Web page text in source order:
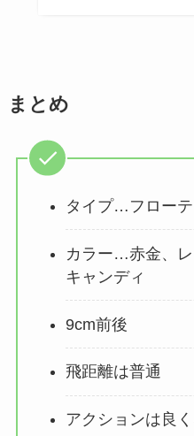
まとめ
タイプ…フロー
カラー…赤金、
キャンディ
9cm前後
飛距離は普通
アクションは良